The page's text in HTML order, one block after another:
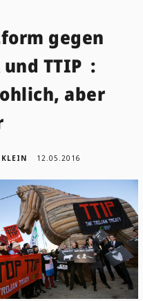
gegen
und TTIP :
aber
KLEIN 12.05.2016